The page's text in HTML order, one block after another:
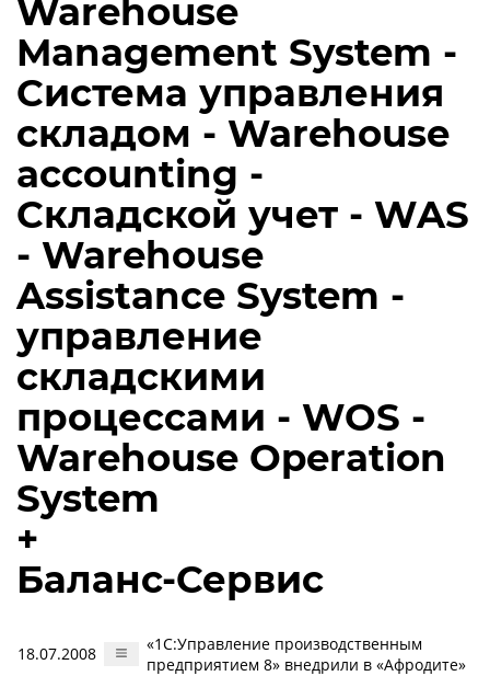
Warehouse
Management System -
Система управления
складом - Warehouse
accounting -
Складской учет - WAS
- Warehouse
Assistance System -
управление
складскими
процессами - WOS -
Warehouse Operation
System
+
Баланс-Сервис
18.07.2008
«1С:Управление производственным
предприятием 8» внедрили в «Афродите»